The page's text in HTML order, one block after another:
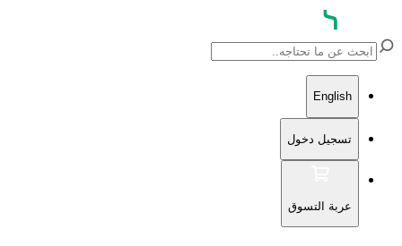
English
تسجيل دخول
عربة التسوق